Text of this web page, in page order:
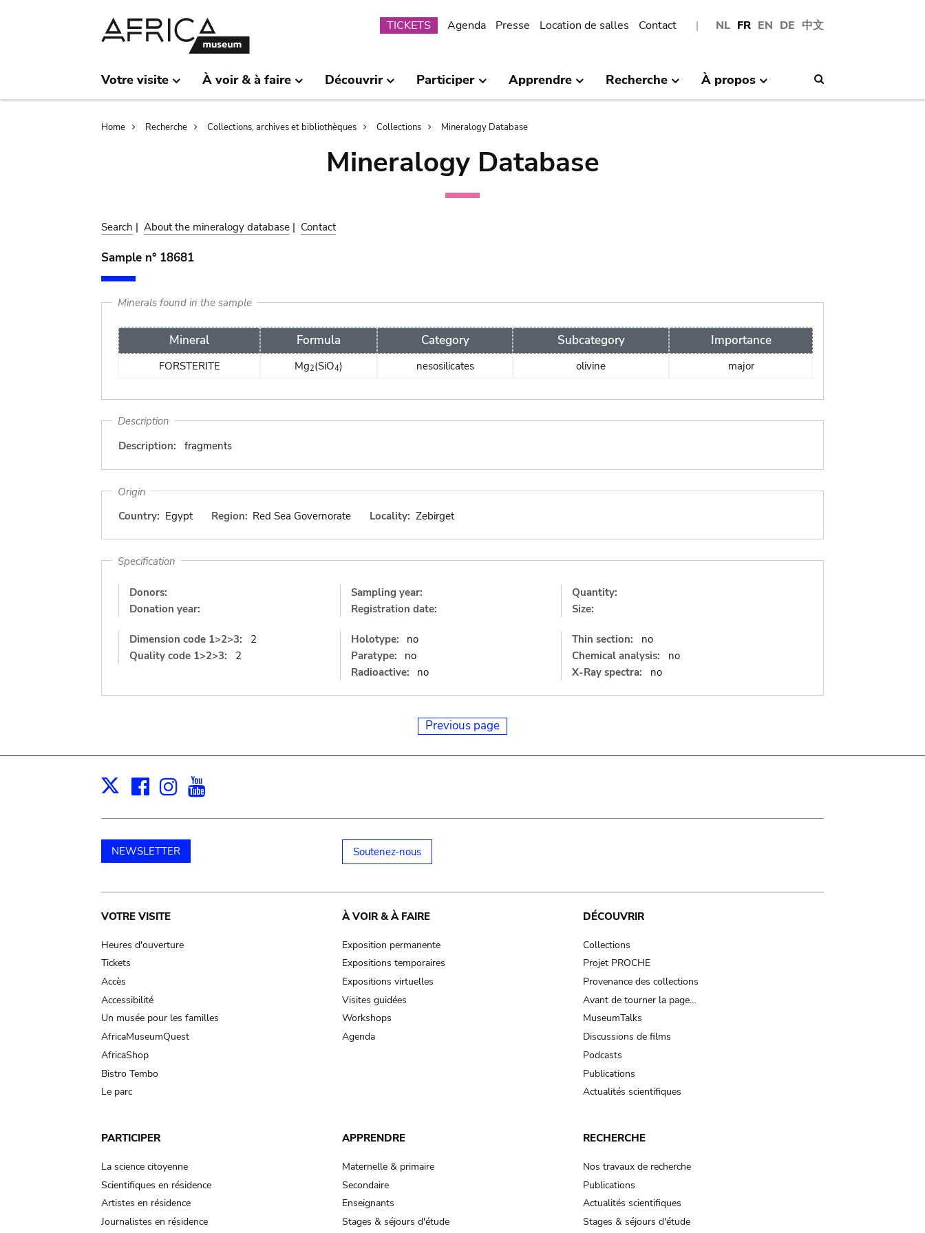
NL FR EN DE 中文
Submenu
TICKETS Agenda Presse Location de salles Contact
Votre visite À voir & à faire Découvrir Participer Apprendre Recherche À propos
Breadcrumb
Home Recherche Collections, archives et bibliothèques Collections Mineralogy Database
Mineralogy Database
Search | About the mineralogy database | Contact
Sample n° 18681
Minerals found in the sample
Mineral Formula Category Subcategory Importance
FORSTERITE Mg2(SiO4) nesosilicates olivine major
Description
Description:
fragments
Origin
Country: Egypt Region: Red Sea Governorate Locality: Zebirget
Specification
Donors:
Donation year:
Sampling year:
Registration date:
Quantity:
Size:
Dimension code 1>2>3:
2
Quality code 1>2>3:
2
Holotype:
no
Paratype:
no
Radioactive:
no
Thin section:
no
Chemical analysis:
no
X-Ray spectra:
no
Previous page
X Facebook
Instagram
NEWSLETTER Soutenez-nous
Main
navigation
VOTRE VISITE
Heures d'ouverture
Tickets
Accès
Accessibilité
Un musée pour les familles
AfricaMuseumQuest
AfricaShop
Bistro Tembo
Le parc
À VOIR & À FAIRE
Exposition permanente
Expositions temporaires
Expositions virtuelles
Visites guidées
Workshops
Agenda
DÉCOUVRIR
Collections
Projet PROCHE
Provenance des collections
Avant de tourner la page…
MuseumTalks
Discussions de films
Podcasts
Publications
Actualités scientifiques
PARTICIPER
La science citoyenne
Scientifiques en résidence
Artistes en résidence
Journalistes en résidence
APPRENDRE
Maternelle & primaire
Secondaire
Enseignants
Stages & séjours d'étude
RECHERCHE
Nos travaux de recherche
Publications
Actualités scientifiques
Stages & séjours d'étude